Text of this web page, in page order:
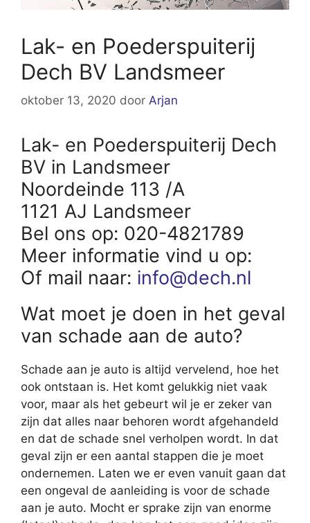
Lak- en Poederspuiterij
Dech BV Landsmeer
oktober 13, 2020 door Arjan
Lak- en Poederspuiterij Dech
BV in Landsmeer
Noordeinde 113 /A
1121 AJ Landsmeer
Bel ons op: 020-4821789
Meer informatie vind u op:
Of mail naar: info@dech.nl
Wat moet je doen in het geval
van schade aan de auto?
Schade aan je auto is altijd vervelend, hoe het
ook ontstaan is. Het komt gelukkig niet vaak
voor, maar als het gebeurt wil je er zeker van
zijn dat alles naar behoren wordt afgehandeld
en dat de schade snel verholpen wordt. In dat
geval zijn er een aantal stappen die je moet
ondernemen. Laten we er even vanuit gaan dat
een ongeval de aanleiding is voor de schade
aan je auto. Mocht er sprake zijn van enorme